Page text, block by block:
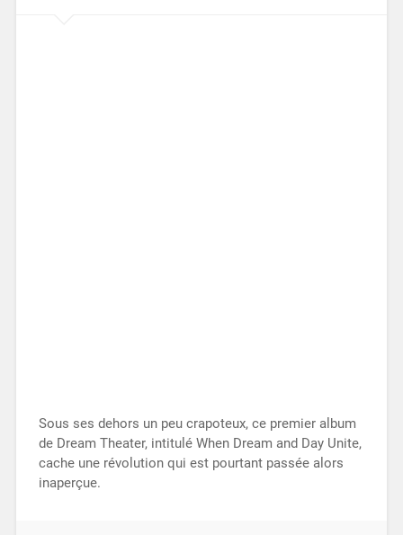
Sous ses dehors un peu crapoteux, ce premier album
de Dream Theater, intitulé When Dream and Day Unite,
cache une révolution qui est pourtant passée alors
inaperçue.